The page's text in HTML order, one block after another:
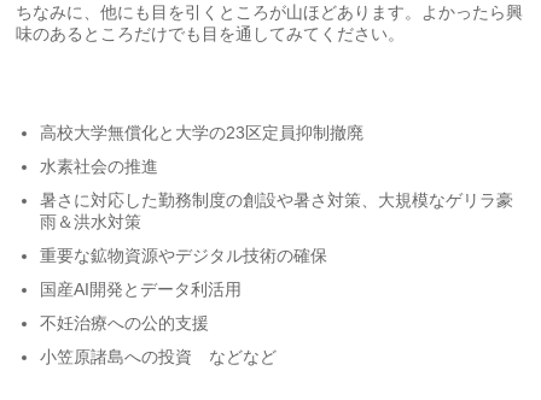
ちなみに、他にも目を引くところが山ほどあります。よかったら興
味のあるところだけでも目を通してみてください。
高校大学無償化と大学の23区定員抑制撤廃
水素社会の推進
暑さに対応した勤務制度の創設や暑さ対策、大規模なゲリラ豪
雨＆洪水対策
重要な鉱物資源やデジタル技術の確保
国産AI開発とデータ利活用
不妊治療への公的支援
小笠原諸島への投資 などなど